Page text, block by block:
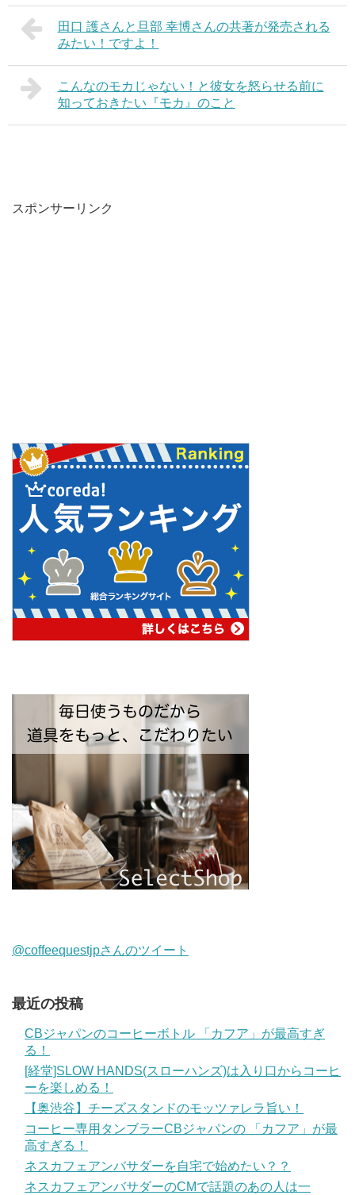
田口 護さんと旦部 幸博さんの共著が発売される
みたい！ですよ！
こんなのモカじゃない！と彼女を怒らせる前に
知っておきたい『モカ』のこと
スポンサーリンク
@coffeequestjpさんのツイート
最近の投稿
CBジャパンのコーヒーボトル 「カフア」が最高すぎ
る！
[経堂]SLOW HANDS(スローハンズ)は入り口からコーヒ
ーを楽しめる！
【奥渋谷】チーズスタンドのモッツァレラ旨い！
コーヒー専用タンブラーCBジャパンの 「カフア」が最
高すぎる！
ネスカフェアンバサダーを自宅で始めたい？？
ネスカフェアンバサダーのCMで話題のあの人は一